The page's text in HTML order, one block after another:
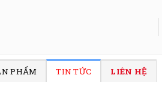
PHẨM TIN TỨC LIÊN HỆ